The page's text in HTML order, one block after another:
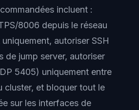
incluent :
8006 depuis le réseau
autoriser SSH
de jump server, autoriser
5405) uniquement entre
cluster, et bloquer tout le
sur les interfaces de